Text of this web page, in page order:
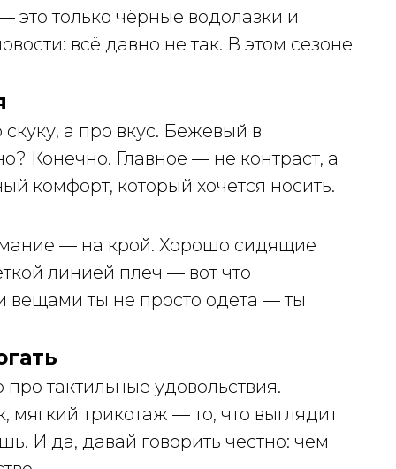
только чёрные водолазки и
всё давно не так. В этом сезоне
а про вкус. Бежевый в
Конечно. Главное — не контраст, а
комфорт, который хочется носить.
— на крой. Хорошо сидящие
линией плеч — вот что
вещами ты не просто одета — ты
тактильные удовольствия.
трикотаж — то, что выглядит
И да, давай говорить честно: чем